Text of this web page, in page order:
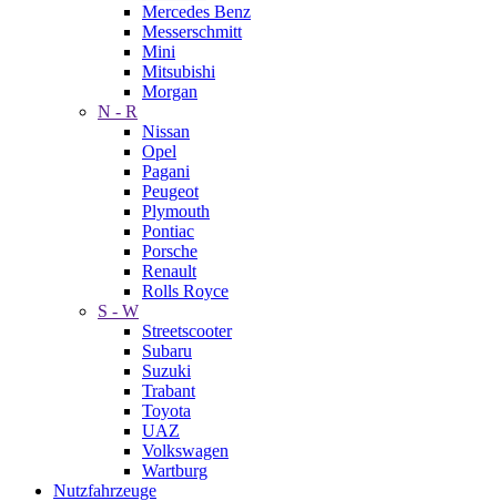
Mercedes Benz
Messerschmitt
Mini
Mitsubishi
Morgan
N - R
Nissan
Opel
Pagani
Peugeot
Plymouth
Pontiac
Porsche
Renault
Rolls Royce
S - W
Streetscooter
Subaru
Suzuki
Trabant
Toyota
UAZ
Volkswagen
Wartburg
Nutzfahrzeuge